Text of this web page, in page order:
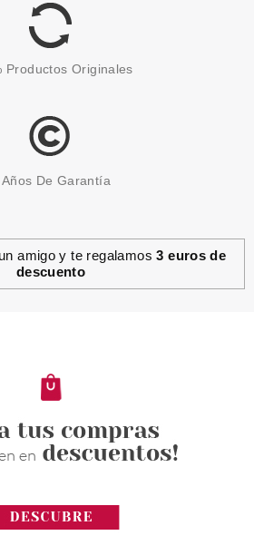
3.40€
CATRICE
3.03€
Productos Originales
Años De Garantía
amigo y te regalamos3 euros de
descuento